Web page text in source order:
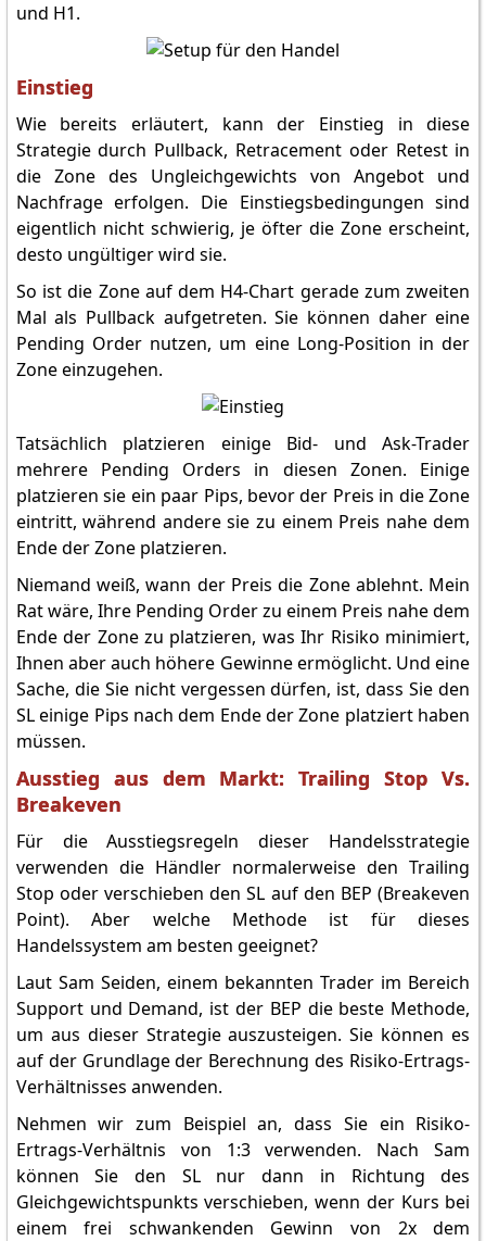
und H1.
Einstieg
Wie bereits erläutert, kann der Einstieg in diese
Strategie durch Pullback, Retracement oder Retest in
die Zone des Ungleichgewichts von Angebot und
Nachfrage erfolgen. Die Einstiegsbedingungen sind
eigentlich nicht schwierig, je öfter die Zone erscheint,
desto ungültiger wird sie.
So ist die Zone auf dem H4-Chart gerade zum zweiten
Mal als Pullback aufgetreten. Sie können daher eine
Pending Order nutzen, um eine Long-Position in der
Zone einzugehen.
Tatsächlich platzieren einige Bid- und Ask-Trader
mehrere Pending Orders in diesen Zonen. Einige
platzieren sie ein paar Pips, bevor der Preis in die Zone
eintritt, während andere sie zu einem Preis nahe dem
Ende der Zone platzieren.
Niemand weiß, wann der Preis die Zone ablehnt. Mein
Rat wäre, Ihre Pending Order zu einem Preis nahe dem
Ende der Zone zu platzieren, was Ihr Risiko minimiert,
Ihnen aber auch höhere Gewinne ermöglicht. Und eine
Sache, die Sie nicht vergessen dürfen, ist, dass Sie den
SL einige Pips nach dem Ende der Zone platziert haben
müssen.
Ausstieg aus dem Markt: Trailing Stop Vs.
Breakeven
Für die Ausstiegsregeln dieser Handelsstrategie
verwenden die Händler normalerweise den Trailing
Stop oder verschieben den SL auf den BEP (Breakeven
Point). Aber welche Methode ist für dieses
Handelssystem am besten geeignet?
Laut Sam Seiden, einem bekannten Trader im Bereich
Support und Demand, ist der BEP die beste Methode,
um aus dieser Strategie auszusteigen. Sie können es
auf der Grundlage der Berechnung des Risiko-Ertrags-
Verhältnisses anwenden.
Nehmen wir zum Beispiel an, dass Sie ein Risiko-
Ertrags-Verhältnis von 1:3 verwenden. Nach Sam
können Sie den SL nur dann in Richtung des
Gleichgewichtspunkts verschieben, wenn der Kurs bei
einem frei schwankenden Gewinn von 2x dem